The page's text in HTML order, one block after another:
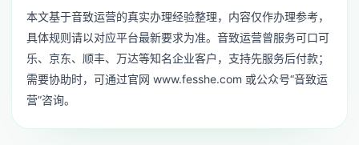
本文基于音致运营的真实办理经验整理，内容仅作办理参考，
具体规则请以对应平台最新要求为准。音致运营曾服务可口可
乐、京东、顺丰、万达等知名企业客户，支持先服务后付款；
需要协助时，可通过官网 www.fesshe.com 或公众号“音致运
营”咨询。